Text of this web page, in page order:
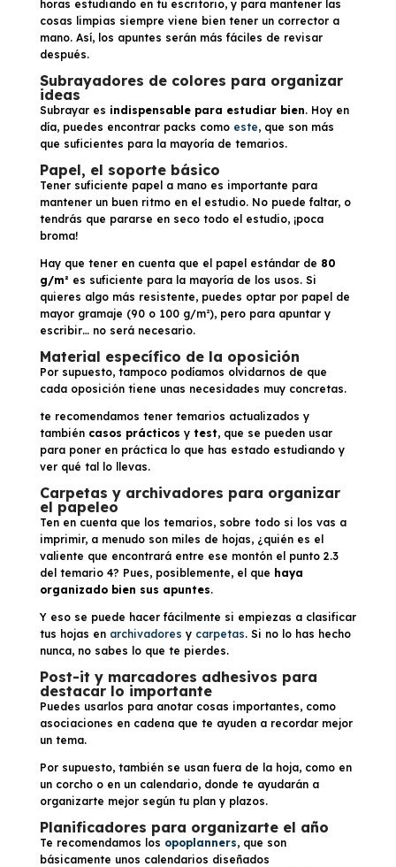
horas estudiando en tu escritorio, y para mantener las
cosas limpias siempre viene bien tener un corrector a
mano. Así, los apuntes serán más fáciles de revisar
después.
Subrayadores de colores para organizar
ideas
Subrayar es indispensable para estudiar bien. Hoy en
día, puedes encontrar packs como este, que son más
que suficientes para la mayoría de temarios.
Papel, el soporte básico
Tener suficiente papel a mano es importante para
mantener un buen ritmo en el estudio. No puede faltar, o
tendrás que pararse en seco todo el estudio, ¡poca
broma!
Hay que tener en cuenta que el papel estándar de 80
g/m² es suficiente para la mayoría de los usos. Si
quieres algo más resistente, puedes optar por papel de
mayor gramaje (90 o 100 g/m²), pero para apuntar y
escribir… no será necesario.
Material específico de la oposición
Por supuesto, tampoco podíamos olvidarnos de que
cada oposición tiene unas necesidades muy concretas.
te recomendamos tener temarios actualizados y
también casos prácticos y test, que se pueden usar
para poner en práctica lo que has estado estudiando y
ver qué tal lo llevas.
Carpetas y archivadores para organizar
el papeleo
Ten en cuenta que los temarios, sobre todo si los vas a
imprimir, a menudo son miles de hojas, ¿quién es el
valiente que encontrará entre ese montón el punto 2.3
del temario 4? Pues, posiblemente, el que haya
organizado bien sus apuntes.
Y eso se puede hacer fácilmente si empiezas a clasificar
tus hojas en archivadores y carpetas. Si no lo has hecho
nunca, no sabes lo que te pierdes.
Post-it y marcadores adhesivos para
destacar lo importante
Puedes usarlos para anotar cosas importantes, como
asociaciones en cadena que te ayuden a recordar mejor
un tema.
Por supuesto, también se usan fuera de la hoja, como en
un corcho o en un calendario, donde te ayudarán a
organizarte mejor según tu plan y plazos.
Planificadores para organizarte el año
Te recomendamos los opoplanners, que son
básicamente unos calendarios diseñados